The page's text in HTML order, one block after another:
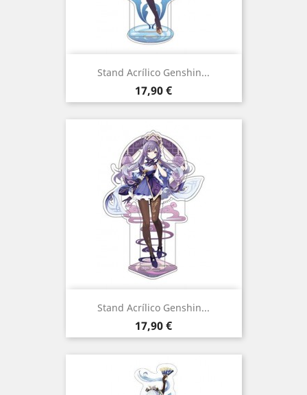
Stand Acrílico Genshin...
Preço
17,90 €
Stand Acrílico Genshin...
Preço
17,90 €